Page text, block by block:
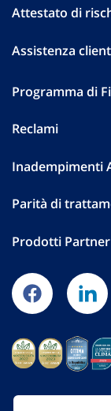
Attestato di
Assistenza
Programma di
Reclami
Inadempimenti
Parità di
Prodotti